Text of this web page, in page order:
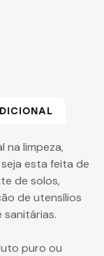
na limpeza,
esta feita de
de solos,
de utensílios
sanitárias.
puro ou